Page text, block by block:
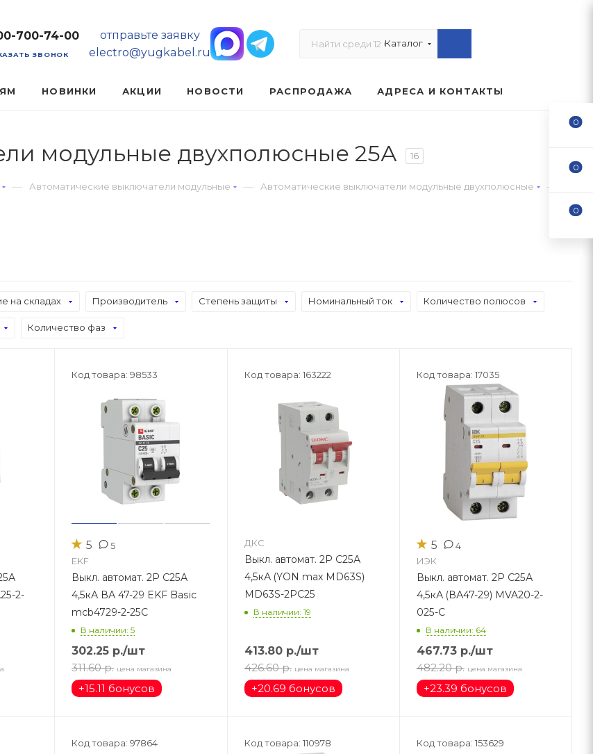
700-74-00
ЗВОНОК
отправьте заявку
electro@yugkabel.ru
Каталог
НОВИНКИ АКЦИИ НОВОСТИ РАСПРОДАЖА АДРЕСА И КОНТАКТЫ
модульные двухполюсные 25А 16
— Автоматические выключатели модульные — Автоматические выключатели модульные двухполюсные —
на складах Производитель Степень защиты Номинальный ток Количество полюсов
Количество фаз
2-
Код товара: 98533
★ 5 5
EKF
Выкл. автомат. 2Р С25А
4,5кА ВА 47-29 EKF Basic
mcb4729-2-25C
В наличии: 5
302.25 р./шт
311.60 р. цена магазина
+15.11 бонусов
Код товара: 163222
ДКС
Выкл. автомат. 2Р С25А
4,5кА (YON max MD63S)
MD63S-2PC25
В наличии: 19
413.80р./шт
426.60 р. цена магазина
+20.69 бонусов
Код товара: 17035
★ 5 4
ИЭК
Выкл. автомат. 2Р С25А
4,5кА (ВА47-29) MVA20-2-
025-C
В наличии: 64
467.73р./шт
482.20 р. цена магазина
+23.39 бонусов
Код товара: 97864 Код товара: 110978 Код товара: 153629
0
0
0